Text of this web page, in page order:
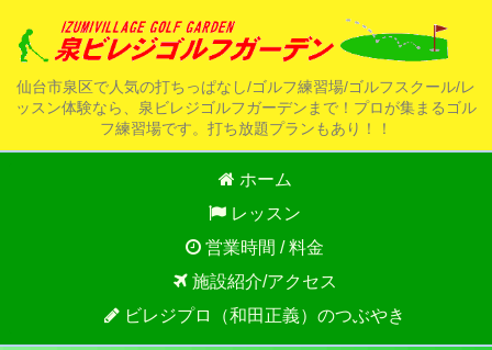
仙台市泉区で人気の打ちっぱなし/ゴルフ練習場/ゴルフスクール/レ
ッスン体験なら、泉ビレジゴルフガーデンまで！プロが集まるゴル
フ練習場です。打ち放題プランもあり！！
ホーム
レッスン
営業時間 / 料金
施設紹介/アクセス
ビレジプロ（和田正義）のつぶやき